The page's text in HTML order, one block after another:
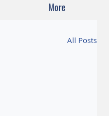
All Posts
More